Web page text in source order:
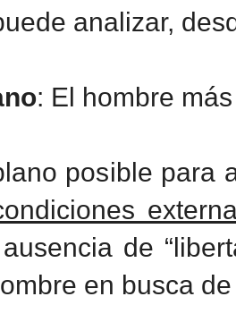
analizar,
: El hombre
posible para
de
en busca